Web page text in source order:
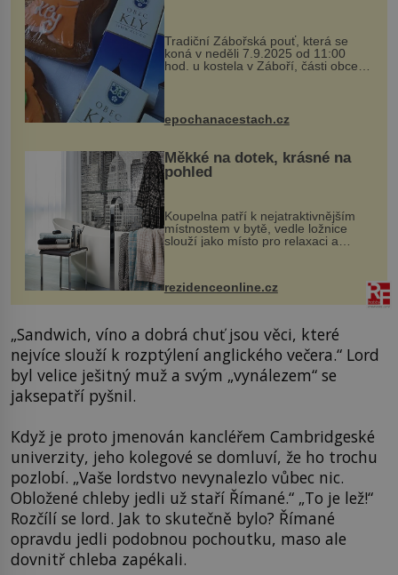
Tradiční Zábořská pouť, která se
koná v neděli 7.9.2025 od 11:00
hod. u kostela v Záboří, části obce
Kly u Mělníka. V programu naleznete
komentovanou prohlídku kostela,
epochanacestach.cz
Měkké na dotek, krásné na
pohled
Koupelna patří k nejatraktivnějším
místnostem v bytě, vedle ložnice
slouží jako místo pro relaxaci a
odpočinek. Koupelnový textil –
ručníky, osušky a koberečky –
mohou jako mávnutím kouzelného
proutku...
rezidenceonline.cz
„Sandwich, víno a dobrá chuť jsou věci, které
nejvíce slouží k rozptýlení anglického večera.“ Lord
byl velice ješitný muž a svým „vynálezem“ se
jaksepatří pyšnil.
Když je proto jmenován kancléřem Cambridgeské
univerzity, jeho kolegové se domluví, že ho trochu
pozlobí. „Vaše lordstvo nevynalezlo vůbec nic.
Obložené chleby jedli už staří Římané.“ „To je lež!“
Rozčílí se lord. Jak to skutečně bylo? Římané
opravdu jedli podobnou pochoutku, maso ale
dovnitř chleba zapékali.